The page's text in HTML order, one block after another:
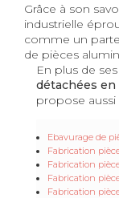
Grâce à son
industrielle
comme un
de pièces
En plus de
détachées en
propose aussi
Ebavurage de
Fabrication
Fabrication
Fabrication
Fabrication